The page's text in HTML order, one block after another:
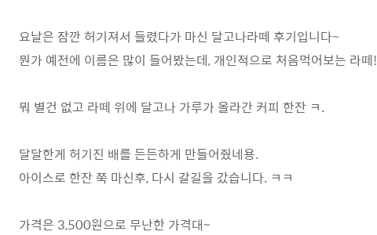
요날은 잠깐 허기져서 들렸다가 마신 달고나라떼 후기입니다~
뭔가 예전에 이름은 많이 들어봤는데, 개인적으로 처음먹어보는 라떼!
뭐 별건 없고 라떼 위에 달고나 가루가 올라간 커피 한잔 ㅋ.
달달한게 허기진 배를 든든하게 만들어줬네용.
아이스로 한잔 쭉 마신후, 다시 갈길을 갔습니다. ㅋㅋ
가격은 3,500원으로 무난한 가격대~